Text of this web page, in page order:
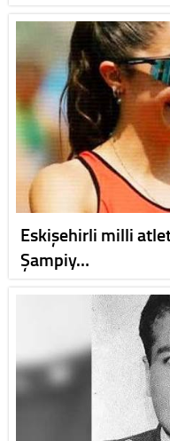
Eskişehirli milli
Şampiy…